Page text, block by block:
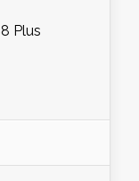
Plus